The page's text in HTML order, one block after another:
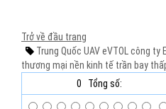
Trở về đầu trang
Trung Quốc UAVeVTOL công ty
thương mại nền kinh tế trần bay
0
Tổng số: